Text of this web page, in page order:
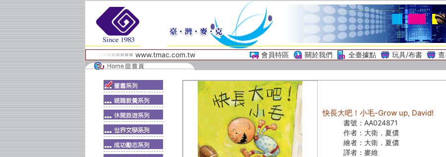
www.tmac.com.tw 會員特區 關於我們 全臺據點 玩具/布書
快長大吧！小毛-Grow up, David!
書號： AA024871
作者： 大衛．夏儂
繪者： 大衛．夏儂
譯者： 麥維